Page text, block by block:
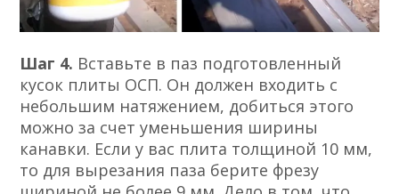
Шаг 4. Вставьте в паз подготовленный
кусок плиты ОСП. Он должен входить с
небольшим натяжением, добиться этого
можно за счет уменьшения ширины
канавки. Если у вас плита толщиной 10 мм,
то для вырезания паза берите фрезу